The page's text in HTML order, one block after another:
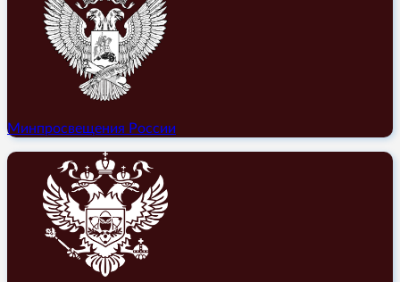
Минпросвещения России